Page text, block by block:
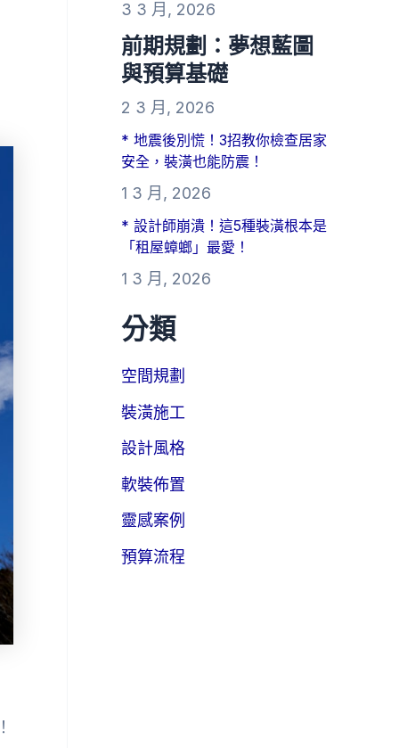
3 3 月, 2026
前期規劃：夢想藍圖
與預算基礎
2 3 月, 2026
* 地震後別慌！3招教你檢查居家
安全，裝潢也能防震！
1 3 月, 2026
* 設計師崩潰！這5種裝潢根本是
「租屋蟑螂」最愛！
1 3 月, 2026
分類
空間規劃
裝潢施工
設計風格
軟裝佈置
靈感案例
預算流程